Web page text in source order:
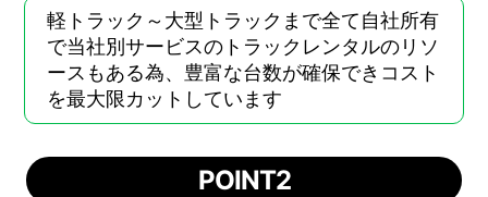
軽トラック～大型トラックまで全て自社所有
で当社別サービスのトラックレンタルのリソ
ースもある為、豊富な台数が確保できコスト
を最大限カットしています
POINT2